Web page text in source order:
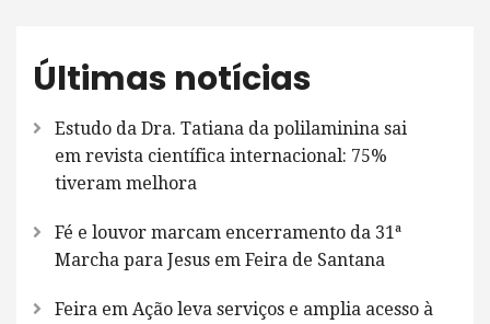
Últimas notícias
Estudo da Dra. Tatiana da polilaminina sai
em revista científica internacional: 75%
tiveram melhora
Fé e louvor marcam encerramento da 31ª
Marcha para Jesus em Feira de Santana
Feira em Ação leva serviços e amplia acesso à